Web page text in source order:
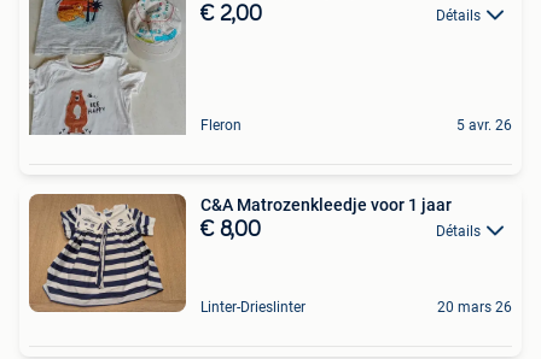
€ 2,00 Détails
Fleron 5 avr. 26
C&A Matrozenkleedje voor 1 jaar
€ 8,00 Détails
Linter-Drieslinter 20 mars 26